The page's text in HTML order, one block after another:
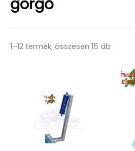
1–12 termék, összesen 15 db